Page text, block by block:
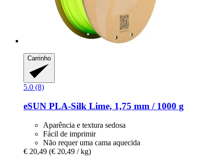
Carrinho
5.0 (8)
eSUN PLA-​Silk Lime, 1,75 mm / 1000 g
Aparência e textura sedosa
Fácil de imprimir
Não requer uma cama aquecida
€ 20,49 (€ 20,49 / kg)